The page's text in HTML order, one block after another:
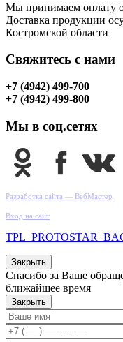
Мы принимаем оплату
Доставка продукции
Костромской области
Свяжитесь с нами
+7 (4942) 499-700
+7 (4942) 499-800
Мы в соц.сетях
Разработка сайта — ВебМастер
Вход на сайт
Закрыть
Спасибо за Ваше
ближайшее время
Закрыть